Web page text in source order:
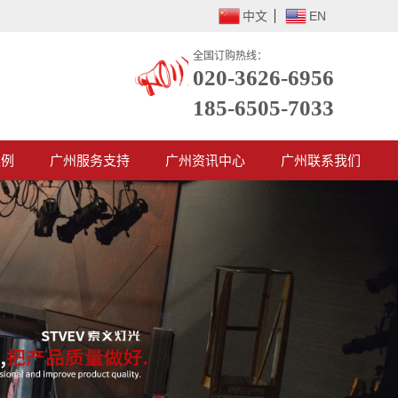
中文 EN
全国订购热线：
020-3626-6956
185-6505-7033
广州服务支持 广州资讯中心 广州联系我们